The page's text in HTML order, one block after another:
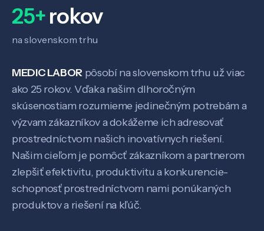
25+rokov
na slovenskom trhu
MEDIC LABOR pôsobí na slovenskom trhu už viac
ako 25 rokov. Vďaka našim dlhoročným
skúsenostiam rozumieme jedinečným potrebám a
výzvam zákazníkov a dokážeme ich adresovať
prostredníctvom našich inovatívnych riešení.
Našim cieľom je pomôcť zákazníkom a partnerom
zlepšiť efektivitu, produktivitu a konkurencie-
schopnosť prostredníctvom nami ponúkaných
produktov a riešení na kľúč.